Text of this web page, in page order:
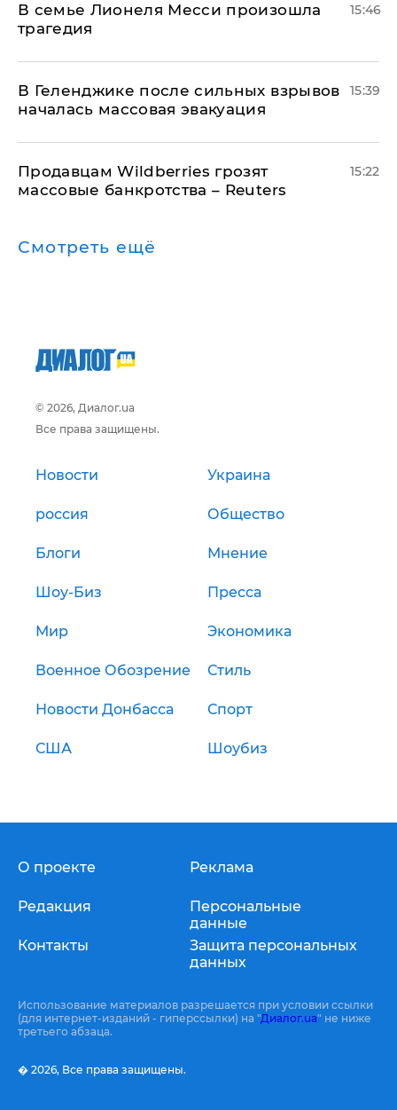
В семье Лионеля Месси произошла
трагедия
15:46
В Геленджике после сильных взрывов
началась массовая эвакуация
15:39
Продавцам Wildberries грозят
массовые банкротства – Reuters
15:22
Смотреть ещё
© 2026, Диалог.ua
Все права защищены.
Новости Украина
россия Общество
Блоги Мнение
Шоу-Биз Пресса
Мир Экономика
Военное Обозрение Стиль
Новости Донбасса Спорт
США Шоубиз
О проекте
Редакция
Контакты
Реклама
Персональные
данные
Защита персональных
данных
Использование материалов разрешается при условии ссылки
(для интернет-изданий - гиперссылки) на "Диалог.ua" не ниже
третьего абзаца.
� 2026, Все права защищены.